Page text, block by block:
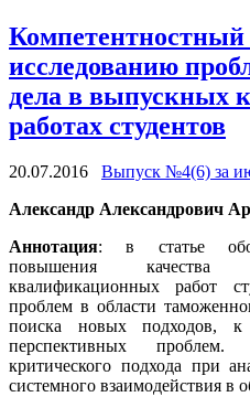
Компетентностный
исследованию
дела в выпускных
работах студентов
20.07.2016
Выпуск №4(6) за
Александр Александрович
Аннотация: в статье
повышения качества
квалификационных работ
проблем в области
поиска новых подходов,
перспективных проблем.
критического подхода при
системного взаимодействия в